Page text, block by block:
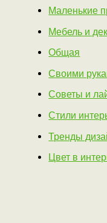
Маленькие
Мебель и
Общая
Своими
Советы и
Стили
Тренды
Цвет в